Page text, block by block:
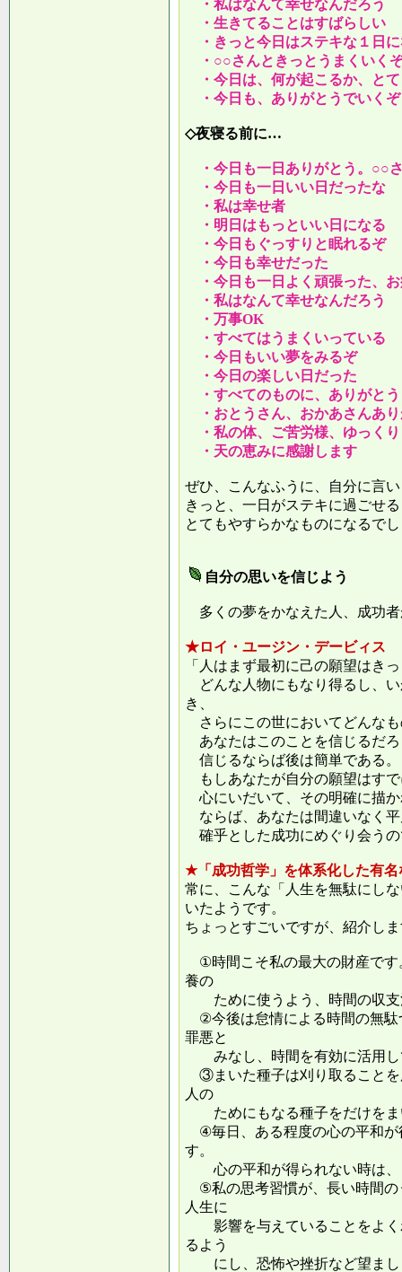
・私はなんて幸せなんだろう
・生きてることはすばらしい
・きっと今日はステキな１日
・○○さんときっとうまくいく
・今日は、何が起こるか、と
・今日も、ありがとうでいくぞ
◇夜寝る前に…
・今日も一日ありがとう。○○
・今日も一日いい日だったな
・私は幸せ者
・明日はもっといい日になる
・今日もぐっすりと眠れるぞ
・今日も幸せだった
・今日も一日よく頑張った、
・私はなんて幸せなんだろう
・万事OK
・すべてはうまくいっている
・今日もいい夢をみるぞ
・今日の楽しい日だった
・すべてのものに、ありがとう
・おとうさん、おかあさんあ
・私の体、ご苦労様、ゆっく
・天の恵みに感謝します
ぜひ、こんなふうに、自分に言
きっと、一日がステキに過ごせ
とてもやすらかなものになるで
自分の思いを信じよう
多くの夢をかなえた人、成功
★ロイ・ユージン・デービィス
「人はまず最初に己の願望はき
どんな人物にもなり得るし、
き、
さらにこの世においてどんな
あなたはこのことを信じるだ
信じるならば後は簡単である。
もしあなたが自分の願望はす
心にいだいて、その明確に描
ならば、あなたは間違いなく
確乎とした成功にめぐり会う
★「成功哲学」を体系化した有
常に、こんな「人生を無駄にし
いたようです。
ちょっとすごいですが、紹介し
①時間こそ私の最大の財産です
養の
ために使うよう、時間の収支
②今後は怠情による時間の無駄
罪悪と
みなし、時間を有効に活用し
③まいた種子は刈り取ることを
人の
ためにもなる種子をだけをま
④毎日、ある程度の心の平和が
す。
心の平和が得られない時は、
⑤私の思考習慣が、長い時間の
人生に
影響を与えていることをよく
るよう
にし、恐怖や挫折など望まし